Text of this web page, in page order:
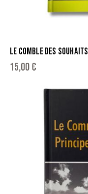
LE COMBLE DES SOUHAITS
15,00€